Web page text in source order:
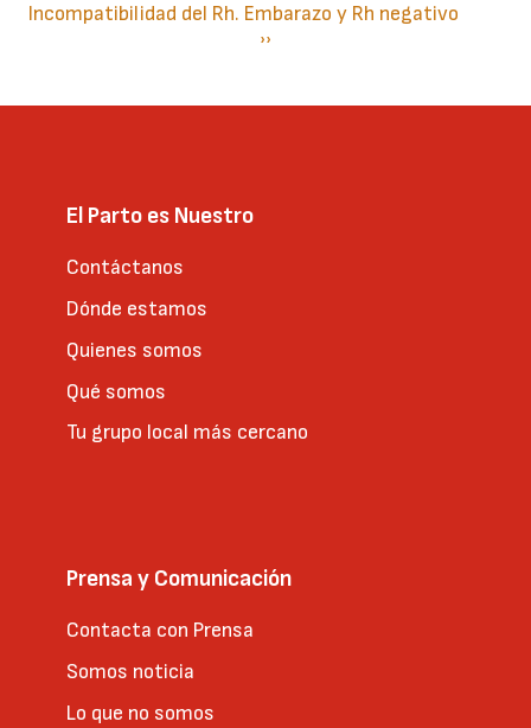
Incompatibilidad del Rh. Embarazo y Rh negativo
Siguiente
››
El Parto es Nuestro
Contáctanos
Dónde estamos
Quienes somos
Qué somos
Tu grupo local más cercano
Prensa y Comunicación
Contacta con Prensa
Somos noticia
Lo que no somos